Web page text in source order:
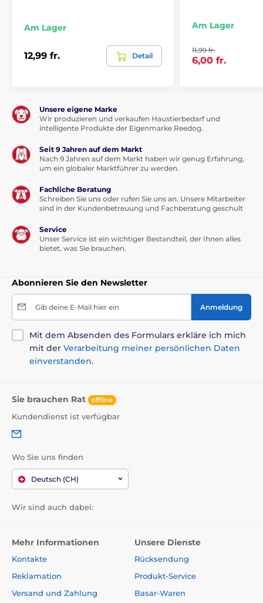
Am Lager
12,99 fr. Detail
Am Lager
11,99 fr.
6,00 fr.
Unsere eigene Marke
Wir produzieren und verkaufen Haustierbedarf und
intelligente Produkte der Eigenmarke Reedog.
Seit 9 Jahren auf dem Markt
Nach 9 Jahren auf dem Markt haben wir genug Erfahrung,
um ein globaler Marktführer zu werden.
Fachliche Beratung
Schreiben Sie uns oder rufen Sie uns an. Unsere Mitarbeiter
sind in der Kundenbetreuung und Fachberatung geschult
Service
Unser Service ist ein wichtiger Bestandteil, der Ihnen alles
bietet, was Sie brauchen.
Abonnieren Sie den Newsletter
Gib deine E-Mail hier ein Anmeldung
Mit dem Absenden des Formulars erkläre ich mich
mit der Verarbeitung meiner persönlichen Daten
einverstanden.
Sie brauchen Rat offline
Kundendienst ist verfügbar
Wo Sie uns finden
Deutsch (CH)
Wir sind auch dabei:
Mehr Informationen
Kontakte
Reklamation
Versand und Zahlung
Unsere Dienste
Rücksendung
Produkt-Service
Basar-Waren